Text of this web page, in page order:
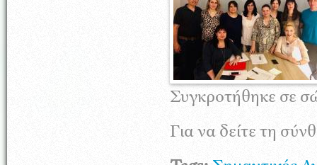
Συγκροτήθηκε σε
Για να δείτε τη